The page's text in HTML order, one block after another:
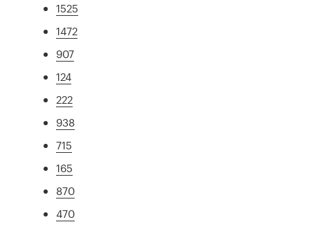
1525
1472
907
124
222
938
715
165
870
470